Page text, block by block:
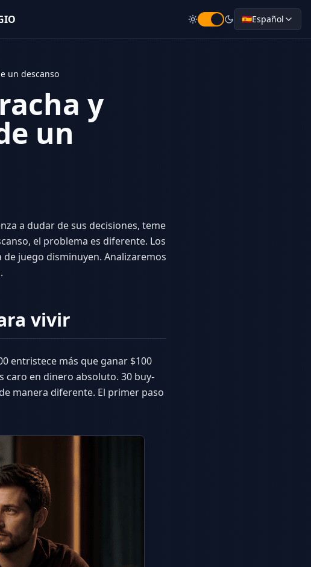
🇪🇸Español
un descanso
y
un
a dudar de sus decisiones, teme
el problema es diferente. Los
juego disminuyen. Analizaremos
vivir
entristece más que ganar $100
caro en dinero absoluto. 30 buy-
manera diferente. El primer paso